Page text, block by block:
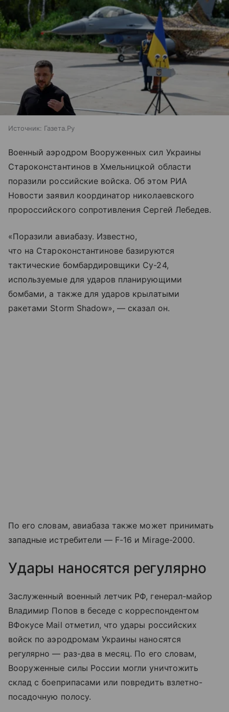
Источник: Газета.Ру
Военный аэродром Вооруженных сил Украины
Староконстантинов в Хмельницкой области
поразили российские войска. Об этом РИА
Новости заявил координатор николаевского
пророссийского сопротивления Сергей Лебедев.
«Поразили авиабазу. Известно,
что на Староконстантинове базируются
тактические бомбардировщики Су-24,
используемые для ударов планирующими
бомбами, а также для ударов крылатыми
ракетами Storm Shadow», — сказал он.
По его словам, авиабаза также может принимать
западные истребители — F-16 и Mirage-2000.
Удары наносятся регулярно
Заслуженный военный летчик РФ, генерал-майор
Владимир Попов в беседе с корреспондентом
ВФокусе Mail отметил, что удары российских
войск по аэродромам Украины наносятся
регулярно — раз-два в месяц. По его словам,
Вооруженные силы России могли уничтожить
склад с боеприпасами или повредить взлетно-
посадочную полосу.